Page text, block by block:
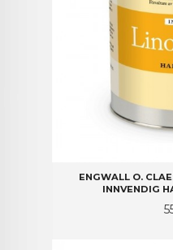
ENGWALL O.
INNVENDIG